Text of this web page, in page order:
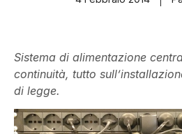
Sistema di alimentazione
continuità, tutto
di legge.